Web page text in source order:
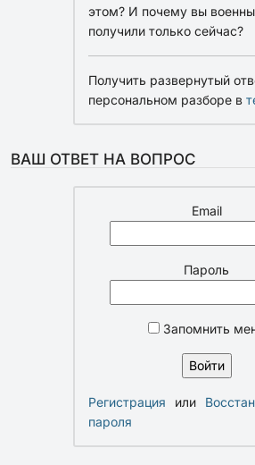
этом? И почему вы
получили только сейчас?
Получить развернутый
персональном разборе в
ВАШ ОТВЕТ НА ВОПРОС
Email
Пароль
Запомнить
Регистрация или
пароля